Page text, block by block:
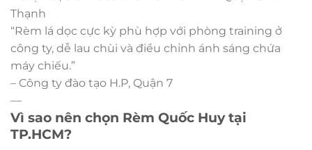
Thạnh
“Rèm lá dọc cực kỳ phù hợp với phòng training ở
công ty, dễ lau chùi và điều chỉnh ánh sáng chứa
máy chiếu.”
– Công ty đào tạo H.P, Quận 7
—
Vì sao nên chọn Rèm Quốc Huy tại
TP.HCM?